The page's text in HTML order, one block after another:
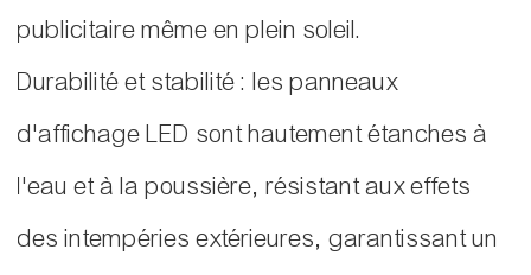
publicitaire même en plein soleil.
Durabilité et stabilité : les panneaux
d'affichage LED sont hautement étanches à
l'eau et à la poussière, résistant aux effets
des intempéries extérieures, garantissant un